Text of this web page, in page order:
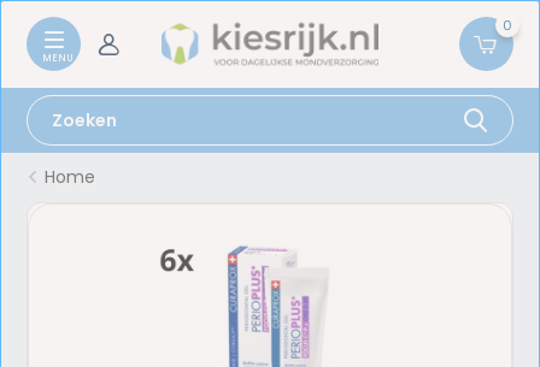
0
Home